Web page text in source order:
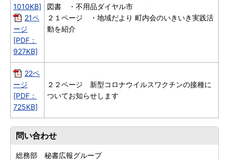
1010KB]
21ペ
ージ
[PDF：
927KB]
図書 ・不用品ダイヤル市
２１ページ ・地域だより 町内会のいきいき実践活
動を紹介
22ペ
ージ
[PDF：
725KB]
２２ページ 新型コロナウイルスワクチンの接種に
ついてお知らせします
問い合わせ
総務部 秘書広報グループ